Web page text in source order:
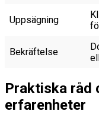
Uppsägning
Bekräftelse
Praktiska råd
erfarenheter